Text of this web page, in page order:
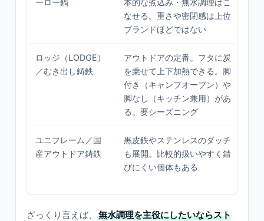
ーロー鍋
本的な煮込み・無水調理はこ
なせる。重さや密閉感は上位
ブランドほどではない
ロッジ（LODGE）
／むき出し鋳鉄
アウトドアの定番。フタに炭
を乗せて上下加熱できる。脚
付き（キャンプオーブン）や
脚なし（キッチン兼用）があ
る。要シーズニング
ユニフレーム／国
産アウトドア鋳鉄
黒皮鉄やステンレスのダッチ
も展開。比較的扱いやすく錆
びにくい個体もある
ざっくり言えば、
無水調理を主役にしたいならスト